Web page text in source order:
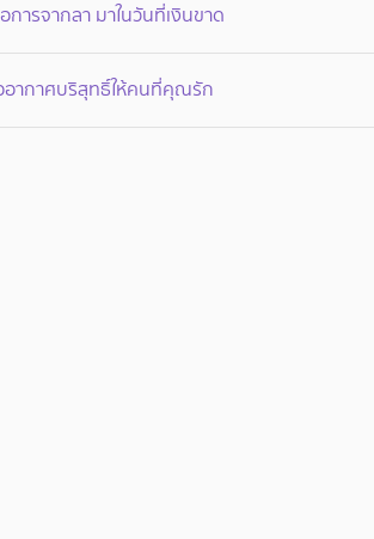
การจากลา มาในวันที่เงินขาด
อากาศบริสุทธิ์ให้คนที่คุณรัก